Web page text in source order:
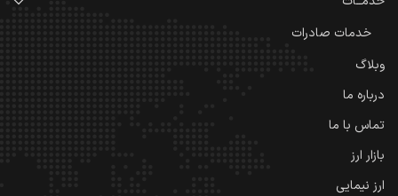
خدمات صادرات
وبلاگ
درباره ما
تماس با ما
بازار ارز
ارز نیمایی